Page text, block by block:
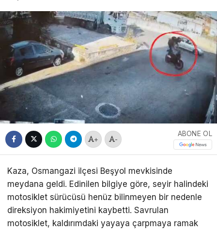
+ -
ABONE OL
Kaza, Osmangazi ilçesi Beşyol mevkisinde
meydana geldi. Edinilen bilgiye göre, seyir halindeki
motosiklet sürücüsü henüz bilinmeyen bir nedenle
direksiyon hakimiyetini kaybetti. Savrulan
motosiklet, kaldırımdaki yayaya çarpmaya ramak